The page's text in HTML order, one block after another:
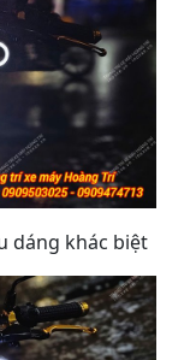
dáng khác biệt